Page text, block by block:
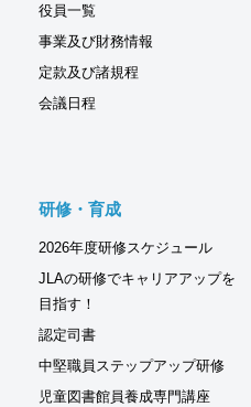
役員一覧
事業及び財務情報
定款及び諸規程
会議日程
研修・育成
2026年度研修スケジュール
JLAの研修でキャリアアップを
目指す！
認定司書
中堅職員ステップアップ研修
児童図書館員養成専門講座